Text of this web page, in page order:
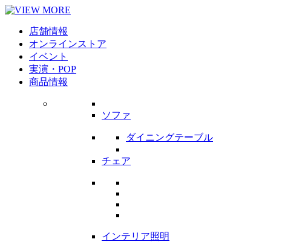
店舗情報
オンラインストア
イベント
実演・POP
商品情報
ソファ
ダイニングテーブル
チェア
インテリア照明